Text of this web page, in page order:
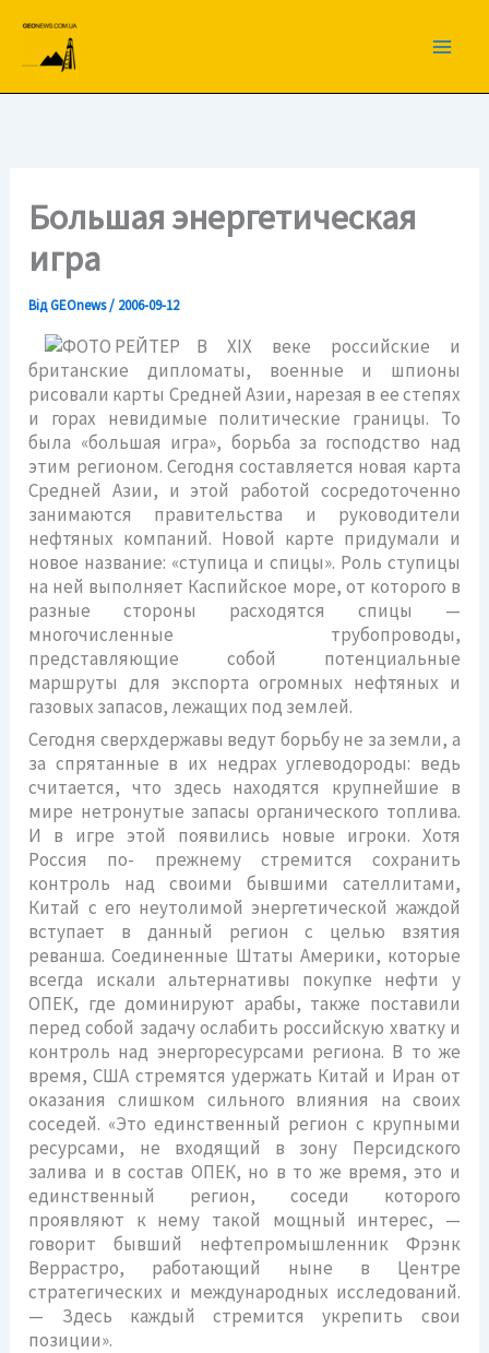
вмісту
Большая энергетическая
игра
ВідGEOnews/ 2006-09-12
В ХIХ веке российские и
британские дипломаты, военные и шпионы
рисовали карты Средней Азии, нарезая в ее степях
и горах невидимые политические границы. То
была «большая игра», борьба за господство над
этим регионом. Сегодня составляется новая карта
Средней Азии, и этой работой сосредоточенно
занимаются правительства и руководители
нефтяных компаний. Новой карте придумали и
новое название: «ступица и спицы». Роль ступицы
на ней выполняет Каспийское море, от которого в
разные стороны расходятся спицы —
многочисленные трубопроводы,
представляющие собой потенциальные
маршруты для экспорта огромных нефтяных и
газовых запасов, лежащих под землей.
Сегодня сверхдержавы ведут борьбу не за земли, а
за спрятанные в их недрах углеводороды: ведь
считается, что здесь находятся крупнейшие в
мире нетронутые запасы органического топлива.
И в игре этой появились новые игроки. Хотя
Россия по- прежнему стремится сохранить
контроль над своими бывшими сателлитами,
Китай с его неутолимой энергетической жаждой
вступает в данный регион с целью взятия
реванша. Соединенные Штаты Америки, которые
всегда искали альтернативы покупке нефти у
ОПЕК, где доминируют арабы, также поставили
перед собой задачу ослабить российскую хватку и
контроль над энергоресурсами региона. В то же
время, США стремятся удержать Китай и Иран от
оказания слишком сильного влияния на своих
соседей. «Это единственный регион с крупными
ресурсами, не входящий в зону Персидского
залива и в состав ОПЕК, но в то же время, это и
единственный регион, соседи которого
проявляют к нему такой мощный интерес, —
говорит бывший нефтепромышленник Фрэнк
Веррастро, работающий ныне в Центре
стратегических и международных исследований.
— Здесь каждый стремится укрепить свои
позиции».